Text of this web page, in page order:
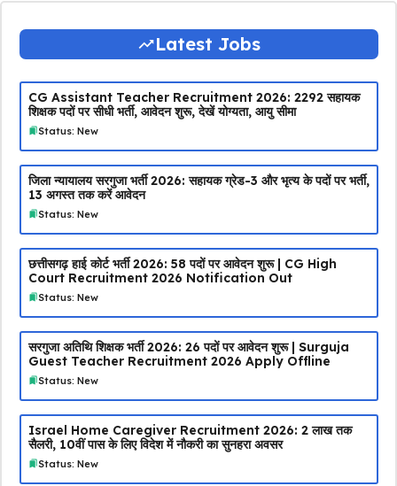
Latest Jobs
CG Assistant Teacher Recruitment 2026: 2292 सहायक
शिक्षक पदों पर सीधी भर्ती, आवेदन शुरू, देखें योग्यता, आयु सीमा
Status: New
जिला न्यायालय सरगुजा भर्ती 2026: सहायक ग्रेड-3 और भृत्य के पदों पर भर्ती,
13 अगस्त तक करें आवेदन
Status: New
छत्तीसगढ़ हाई कोर्ट भर्ती 2026: 58 पदों पर आवेदन शुरू | CG High
Court Recruitment 2026 Notification Out
Status: New
सरगुजा अतिथि शिक्षक भर्ती 2026: 26 पदों पर आवेदन शुरू | Surguja
Guest Teacher Recruitment 2026 Apply Offline
Status: New
Israel Home Caregiver Recruitment 2026: ₹2 लाख तक
सैलरी, 10वीं पास के लिए विदेश में नौकरी का सुनहरा अवसर
Status: New